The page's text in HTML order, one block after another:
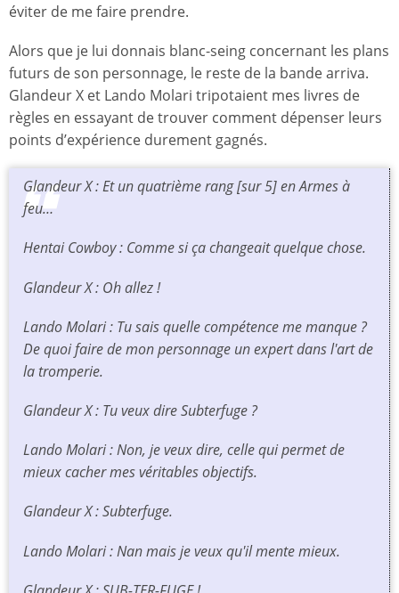
éviter de me faire prendre.
Alors que je lui donnais blanc-seing concernant les plans
futurs de son personnage, le reste de la bande arriva.
Glandeur X et Lando Molari tripotaient mes livres de
règles en essayant de trouver comment dépenser leurs
points d’expérience durement gagnés.
Glandeur X : Et un quatrième rang [sur 5] en Armes à
feu…
Hentai Cowboy : Comme si ça changeait quelque chose.
Glandeur X : Oh allez !
Lando Molari : Tu sais quelle compétence me manque ?
De quoi faire de mon personnage un expert dans l'art de
la tromperie.
Glandeur X : Tu veux dire Subterfuge ?
Lando Molari : Non, je veux dire, celle qui permet de
mieux cacher mes véritables objectifs.
Glandeur X : Subterfuge.
Lando Molari : Nan mais je veux qu'il mente mieux.